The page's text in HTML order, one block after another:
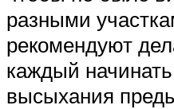
разными
рекомендуют
каждый
высыхания